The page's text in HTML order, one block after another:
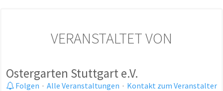
VERANSTALTET VON
Ostergarten Stuttgart e.V.
Folgen · Alle Veranstaltungen · Kontakt zum Veranstalter